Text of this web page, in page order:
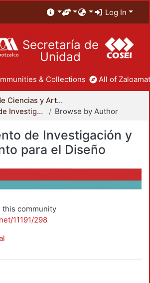
Log In
Secretaría de
Unidad
& Collections All of
División de Ciencias y Artes para el Diseño
Departamento de Investigación y Conocimiento para el Diseño
Browse by Author
de Investigación y
para el Diseño
this community
11191/298